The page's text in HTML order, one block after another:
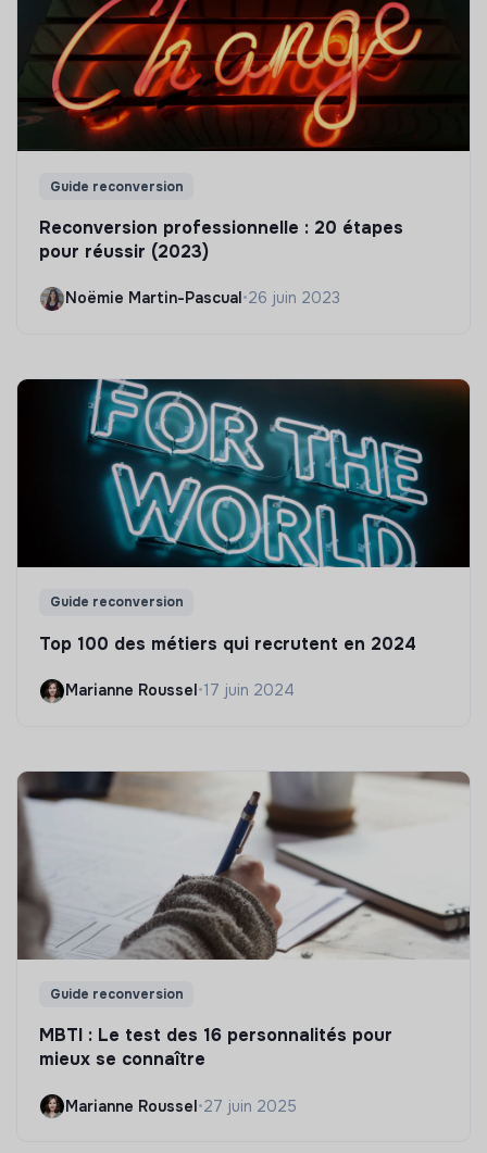
Guide reconversion
Reconversion professionnelle : 20 étapes
pour réussir (2023)
Noëmie Martin-Pascual •26 juin 2023
Guide reconversion
Top 100 des métiers qui recrutent en 2024
Marianne Roussel•17 juin 2024
Guide reconversion
MBTI : Le test des 16 personnalités pour
mieux se connaître
Marianne Roussel•27 juin 2025